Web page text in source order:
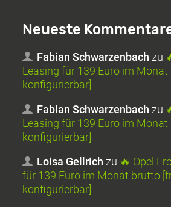
Neueste
Fabian Schwarzenbach zu
Leasing für 139 Euro im
konfigurierbar]
Fabian Schwarzenbach zu
Leasing für 139 Euro im
konfigurierbar]
Loisa Gellrich zu 🔥 Opel
für 139 Euro im Monat brutto
konfigurierbar]